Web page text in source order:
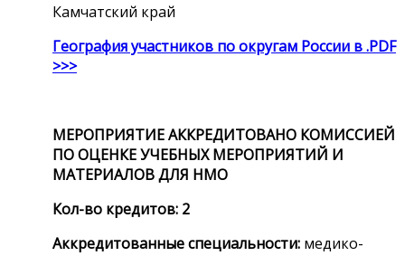
Камчатский край
География участников по округам России в .PDF
>>>
МЕРОПРИЯТИЕ АККРЕДИТОВАНО КОМИССИЕЙ
ПО ОЦЕНКЕ УЧЕБНЫХ МЕРОПРИЯТИЙ И
МАТЕРИАЛОВ ДЛЯ НМО
Кол-во кредитов: 2
Аккредитованные специальности: медико-